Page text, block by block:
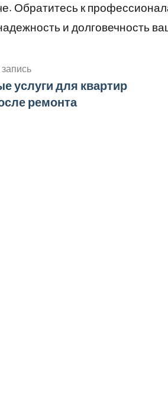
Обратитесь к
и долговечность
услуги для квартир
ремонта